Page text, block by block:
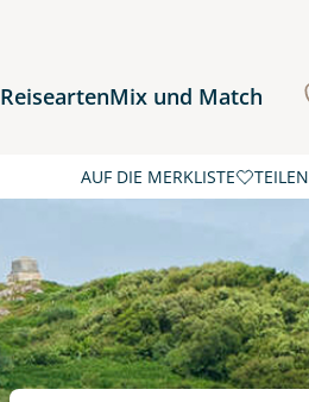
ReiseartenMix und Match
AUF DIE MERKLISTE TEILEN